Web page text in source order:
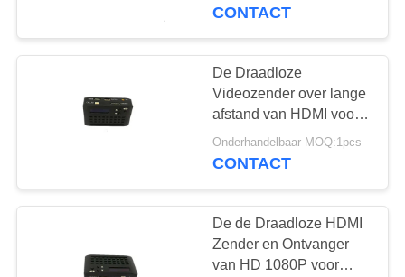
CONTACT
MET
EEN
cofdm hd draadloze
HDMI Wifi
CONTACT
De Draadloze
Videozender over lange
afstand van HDMI voor
UAV Videosysteem
H.265
Onderhandelbaar MOQ:1pcs
CONTACT
De de Draadloze HDMI
Zender en Ontvanger
van HD 1080P voor